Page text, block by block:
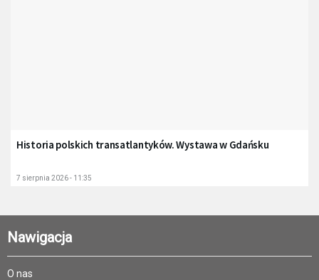
Historia polskich transatlantyków. Wystawa w Gdańsku
7 sierpnia 2026 - 11:35
Nawigacja
O nas